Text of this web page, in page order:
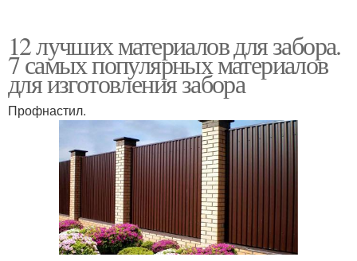
12 лучших материалов для забора.
7 самых популярных материалов
для изготовления забора
Профнастил.